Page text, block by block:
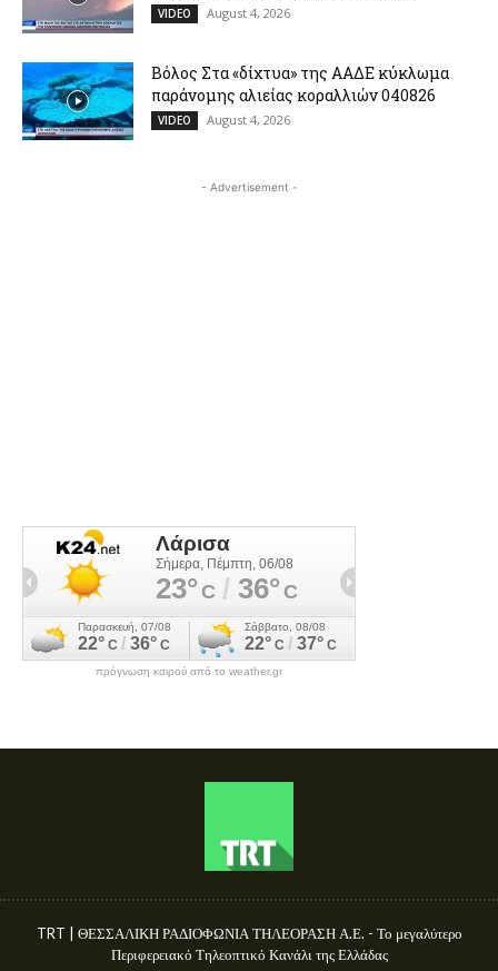
VIDEO August 4, 2026
Βόλος Στα «δίχτυα» της ΑΑΔΕ κύκλωμα
παράνομης αλιείας κοραλλιών 040826
VIDEO August 4, 2026
- Advertisement -
πρόγνωση καιρού από το weather.gr
TRT | ΘΕΣΣΑΛΙΚΗ ΡΑΔΙΟΦΩΝΙΑ ΤΗΛΕΟΡΑΣΗ Α.Ε. - Το μεγαλύτερο
Περιφερειακό Τηλεοπτικό Κανάλι της Ελλάδας